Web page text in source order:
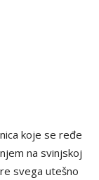
koje se ređe
na svinjskoj
svega utešno